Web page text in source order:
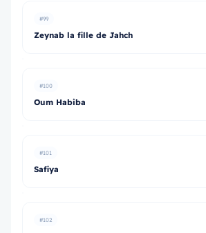
#99
Zeynab la fille de Jahch
#100
Oum Habiba
#101
Safiya
#102